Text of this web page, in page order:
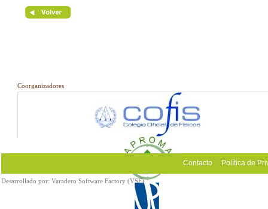
Coorganizadores
Contacto Política de
Desarrollado por: Varadero Software Factory (VSF)